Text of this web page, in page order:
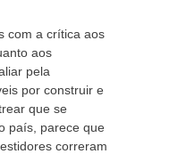
com a crítica aos
aos
pela
por construir e
que se
país, parece que
correram